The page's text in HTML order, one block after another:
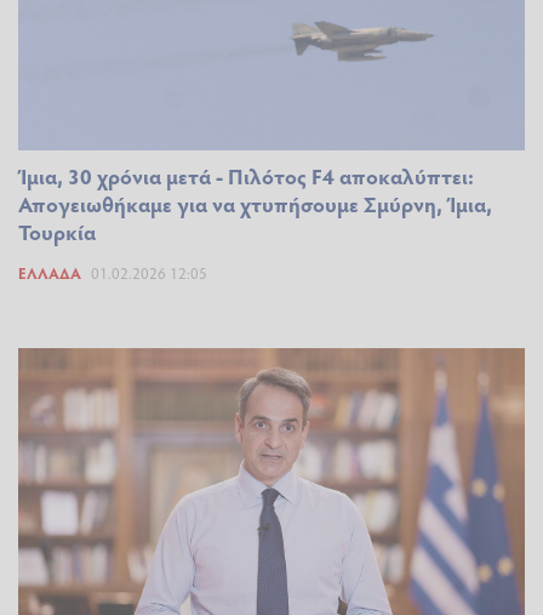
Ίμια, 30 χρόνια μετά - Πιλότος F4 αποκαλύπτει:
Απογειωθήκαμε για να χτυπήσουμε Σμύρνη, Ίμια,
Τουρκία
ΕΛΛΆΔΑ 01.02.2026 12:05